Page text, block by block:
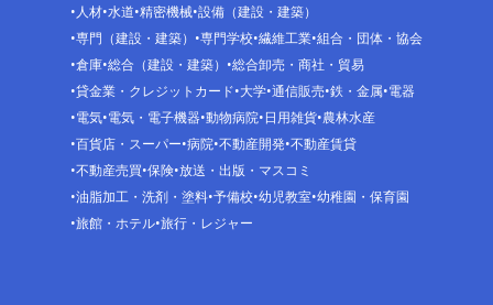
人材 水道 精密機械 設備（建設・建築）
専門（建設・建築）
専門学校 繊維工業 組合・団体・協会
倉庫 総合（建設・建築）
総合卸売・商社・貿易
貸金業・クレジットカード 大学 通信販売 鉄・金属 電器
電気 電気・電子機器 動物病院 日用雑貨 農林水産
百貨店・スーパー 病院 不動産開発 不動産賃貸
不動産売買 保険 放送・出版・マスコミ
油脂加工・洗剤・塗料 予備校 幼児教室 幼稚園・保育園
旅館・ホテル 旅行・レジャー